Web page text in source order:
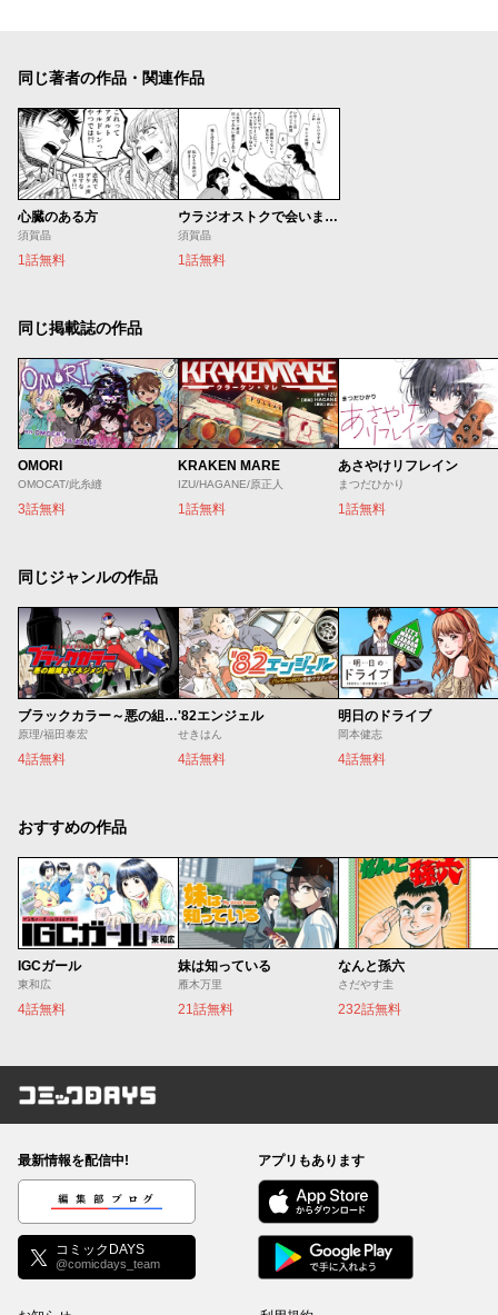
同じ著者の作品・関連作品
心臓のある方
須賀晶
1話無料
ウラジオストクで会いましょう
須賀晶
1話無料
同じ掲載誌の作品
OMORI
OMOCAT/此糸縫
3話無料
KRAKEN MARE
IZU/HAGANE/原正人
1話無料
あさやけリフレイン
まつだひかり
1話無料
同じジャンルの作品
ブラックカラー～悪の組織をマネジメント～
原理/福田泰宏
4話無料
'82エンジェル
せきはん
4話無料
明日のドライブ
岡本健志
4話無料
おすすめの作品
IGCガール
東和広
4話無料
妹は知っている
雁木万里
21話無料
なんと孫六
さだやす圭
232話無料
コミックDAYS
最新情報を配信中!
編集部ブログ
コミックDAYS
@comicdays_team
アプリもあります